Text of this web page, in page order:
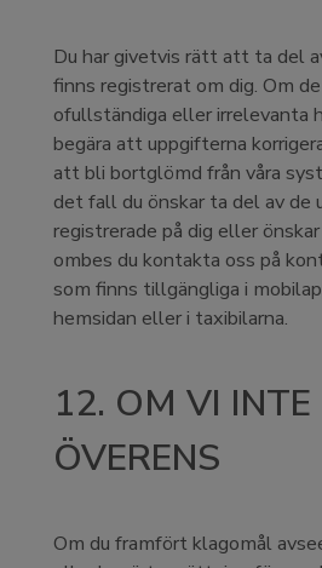
Du har givetvis rätt att ta del
finns registrerat om dig. Om
ofullständiga eller irrelevanta
begära att uppgifterna
att bli bortglömd från våra
det fall du önskar ta del av de
registrerade på dig eller
ombes du kontakta oss på
som finns tillgängliga i
hemsidan eller i taxibilarna.
12. OM VI INTE
ÖVERENS
Om du framfört klagomål